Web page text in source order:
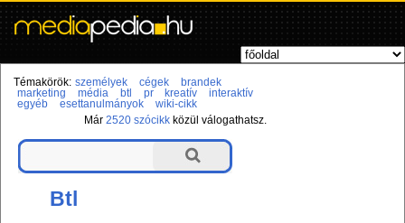
Témakörök: személyek cégek
brandek
marketing
média btl pr kreatív
interaktív
egyéb
esettanulmányok
wiki-cikk
Már2520 szócikk közül válogathatsz.
Btl